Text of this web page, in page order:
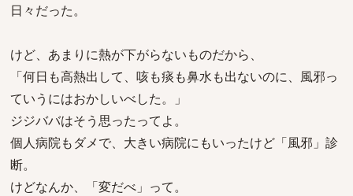
日々だった。
けど、あまりに熱が下がらないものだから、
「何日も高熱出して、咳も痰も鼻水も出ないのに、風邪っ
ていうにはおかしいべした。」
ジジババはそう思ったってよ。
個人病院もダメで、大きい病院にもいったけど「風邪」診
断。
けどなんか、「変だべ」って。